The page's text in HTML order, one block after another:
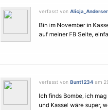
verfasst von
Bin im November in
auf meiner FB Seite,
verfasst von Bunt1234 am
Ich finds Bombe, ich
und Kassel wäre super,